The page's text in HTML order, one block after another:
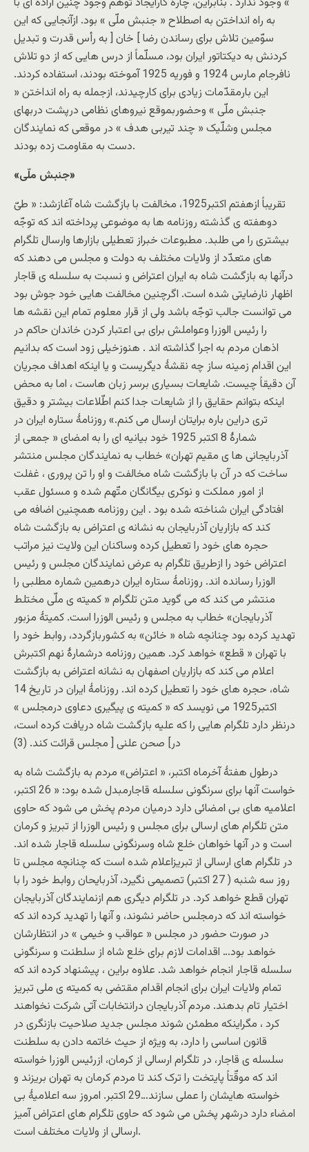
به راه انداختن به اصطلاح « جنبش ملّی » بود. ازآنجایی که این
سوّمین تلاش برای رساندن رضا ] خان [ به رأس قدرت و تبدیل
کردنش به دیکتاتور ایران بود، مسلّماً از درس هایی که از دو تلاش
نافرجام مارس 1924 و فوریه 1925 آموخته بودند، استفاده کردند.
این بارمقدّمات زیادی برای کارچیدند، ازجمله به راه انداختن «
جنبش ملّی » وحضوربموقع نیروهای نظامی درپشت دربهای
مجلس وشلّیک « چند تیربی هدف » در موقعی که نمایندگان
دست به مقاومت زده بودند.
«جنبش ملّی»
تقریباً ازهفتم اکتبر1925، مخالفت با بازگشت شاه آغازشد: « طیّ
دوهفته ی گذشته روزنامه ها به موضوعی پرداخته اند که توجّه
بیشتری را می طلبد. مطبوعات خبراز تعطیلی بازارها وارسال تلگرام
های متعدّد از ولایات مختلف به دولت و مجلس می دهند که
درآنها به بازگشت شاه به ایران اعتراض و نسبت به سلسله ی قاجار
اظهار نارضایتی شده است. اگرچنین مخالفت هایی خود جوش بود
می توانست جالب توجّه باشد ولی از قرار معلوم تمام این نقشه ها
را رئیس الوزرا وعواملش برای بی اعتبار کردن خاندان حاکم در
اذهان مردم به اجرا گذاشته اند . هنوزخیلی زود است که بدانیم
این اقدام زمینه ساز چه نقشۀ دیگریست و یا اینکه اهداف مجریان
آن دقیقاً چیست. شایعات بسیاری برسر زبان هاست ، اما به محض
اینکه بتوانم حقایق را از شایعات جدا کنم اطّلاعات بیشتر و دقیق
تری دراین باره برایتان ارسال می کنم.» روزنامۀ ستاره ایران در
شمارۀ 8 اکتبر 1925 خود بیانیه ای را به امضای « جمعی از
آذربایجانی ها ی مقیم تهران» خطاب به نمایندگان مجلس منتشر
ساخت که در آن با بازگشت شاه مخالفت و او را تن پروری ، غفلت
از امور مملکت و نوکری بیگانگان متّهم شده و مسئول عقب
افتادگی ایران شناخته شده بود . این روزنامه همچنین اضافه می
کند که بازاریان آذربایجان به نشانه ی اعتراض به بازگشت شاه
حجره های خود را تعطیل کرده وساکنان این ولایت نیز مراتب
اعتراض خود را ازطریق تلگرام به عرض نمایندگان مجلس و رئیس
الوزرا رسانده اند. روزنامۀ ستاره ایران درهمین شماره مطلبی را
منتشر می کند که می گوید متن تلگرام « کمیته ی ملّی مختلط
آذربایجان» خطاب به مجلس و رئیس الوزرا است. کمیتۀ مزبور
تهدید کرده بود چنانچه شاه « خائن» به کشوربازگردد، روابط خود را
با تهران « قطع» خواهد کرد. همین روزنامه درشمارۀ نهم اکتبرش
اعلام می کند که بازاریان اصفهان به نشانه اعتراض به بازگشت
شاه، حجره های خود را تعطیل کرده اند. روزنامۀ ایران در تاریخ 14
اکتبر1925 می نویسد که « کمیته ی پیگیری دعاوی درمجلس »
درنظر دارد تلگرام هایی را که علیه بازگشت شاه دریافت کرده است،
در] صحن علنی [ مجلس قرائت کند. (3)
درطول هفتۀ آخرماه اکتبر، « اعتراض» مردم به بازگشت شاه به
خواست آنها برای سرنگونی سلسله قاجارمبدل شده بود: « 26 اکتبر،
اعلامیه های بی امضائی دارد درمیان مردم پخش می شود که حاوی
متن تلگرام های ارسالی برای مجلس و رئیس الوزرا از تبریز و کرمان
است و در آنها خواهان خلع شاه وسرنگونی سلسله قاجار شده اند.
در تلگرام های ارسالی از تبریزاعلام شده است که چنانچه مجلس تا
روز سه شنبه ( 27 اکتبر) تصمیمی نگیرد، آذربایحان روابط خود را با
تهران قطع خواهد کرد. در تلگرام دیگری هم ازنمایندگان آذربایجان
خواسته اند که درمجلس حاضر نشوند، و آنها را تهدید کرده اند که
در صورت حضور در مجلس « عواقب و خیمی » در انتظارشان
خواهد بود… اقدامات لازم برای خلع شاه از سلطنت و سرنگونی
سلسله قاجار انجام خواهد شد. علاوه براین ، پیشنهاد کرده اند که
تمام ولایات ایران برای انجام اقدام مقتضی به کمیته ی ملی تبریز
اختیار تام بدهند. مردم آذربایجان درانتخابات آتی شرکت نخواهند
کرد ، مگراینکه مطمئن شوند مجلس جدید صلاحیت بازنگری در
قانون اساسی را دارد، به ویژه از حیث خاتمه دادن به سلطنت
سلسله ی قاجار، در تلگرام ارسالی از کرمان، ازرئیس الوزرا خواسته
اند که موقّتاً پایتخت را ترک کند تا مردم کرمان به تهران بریزند و
خواسته هایشان را عملی سازند…29 اکتبر. امروز سه اعلامیۀ بی
امضاء دارد درشهر پخش می شود که حاوی تلگرام های اعتراض آمیز
ارسالی از ولایات مختلف است.